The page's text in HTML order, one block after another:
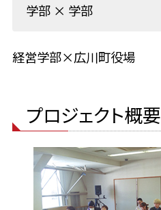
学部 × 学部
経営学部×広川町役場
プロジェクト概要